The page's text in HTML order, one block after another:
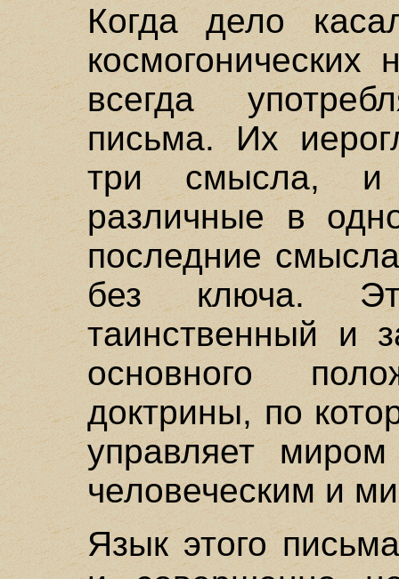
Когда дело
космогонических
всегда
письма. Их
три смысла, и
различные в
последние
без ключа.
таинственный и
основного
доктрины, по
управляет
человеческим и
Язык этого